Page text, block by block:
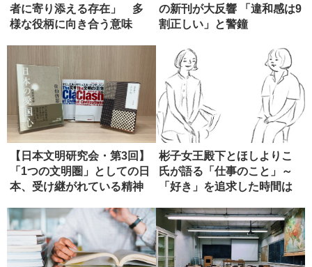
者に寄り添える存在」 多
様な役柄に向き合う意味
の新刊が大反響 「違和感は9
割正しい」と警鐘
【日本文明研究会・第3回】
「1つの文明圏」としての日
本、受け継がれている精神
彬子女王殿下とほしよりこ
氏が語る「仕事のこと」～
「好き」を追求した時間は